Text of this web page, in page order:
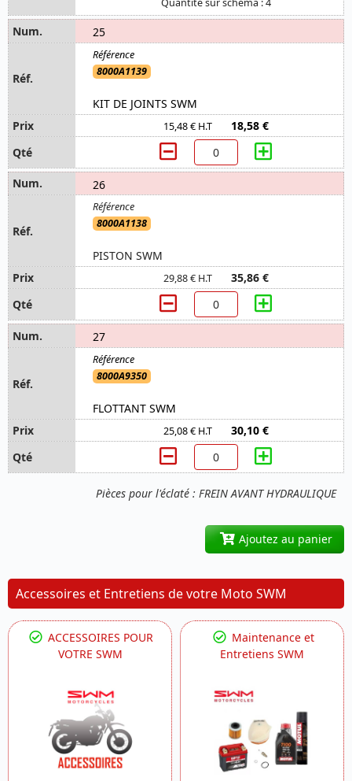
Pièces pour l'éclaté : FREIN AVANT HYDRAULIQUE
25
8000A1139
KIT DE JOINTS SWM
15,48 € H.T 18,58 €
26
8000A1138
PISTON SWM
29,88 € H.T 35,86 €
27
8000A9350
FLOTTANT SWM
25,08 € H.T 30,10 €
Ajoutez au panier
Accessoires et Entretiens de votre Moto SWM
ACCESSOIRES POUR
VOTRE SWM
Maintenance et
Entretiens SWM